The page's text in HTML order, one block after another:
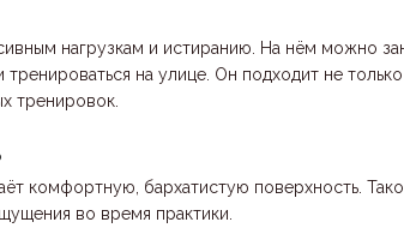
нагрузкам и истиранию. На нём можно
на улице. Он подходит не
тренировок.
комфортную, бархатистую поверхность.
во время практики.